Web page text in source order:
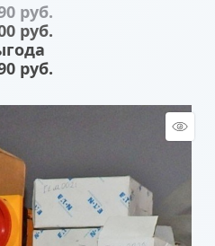
руб.
руб.
руб.